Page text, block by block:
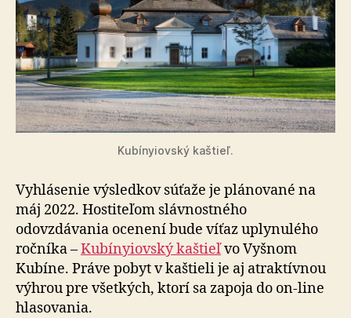
Kubínyiovský kaštieľ.
Vyhlásenie výsledkov súťaže je plánované na
máj 2022. Hostiteľom slávnostného
odovzdávania ocenení bude víťaz uplynulého
ročníka –Kubínyiovský kaštieľvo Vyšnom
Kubíne. Práve pobyt v kaštieli je aj atraktívnou
výhrou pre všetkých, ktorí sa zapoja do on-line
hlasovania.